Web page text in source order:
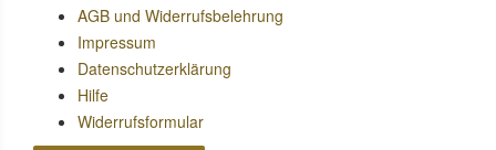
AGB und Widerrufsbelehrung
Impressum
Datenschutzerklärung
Hilfe
Widerrufsformular